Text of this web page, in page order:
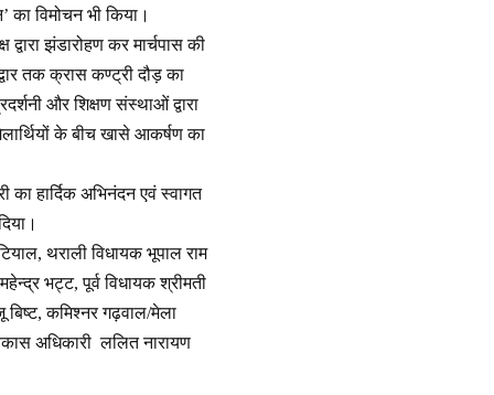
का विमोचन भी किया।
झंडारोहण कर मार्चपास की
तक क्रास कण्ट्री दौड़ का
और शिक्षण संस्थाओं द्वारा
के बीच खासे आकर्षण का
का हार्दिक अभिनंदन एवं स्वागत
थराली विधायक भूपाल राम
भट्ट, पूर्व विधायक श्रीमती
बिष्ट, कमिश्नर गढ़वाल/मेला
अधिकारी ललित नारायण